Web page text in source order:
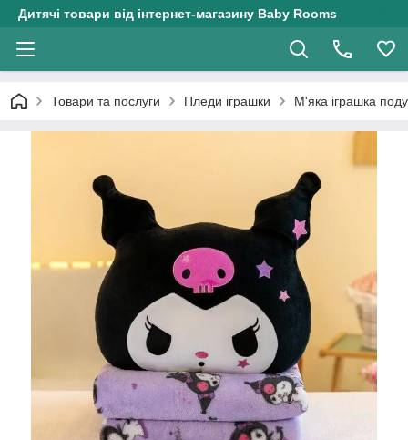
Дитячі товари від інтернет-магазину Baby Rooms
Товари та послуги Пледи іграшки М'яка іграшка